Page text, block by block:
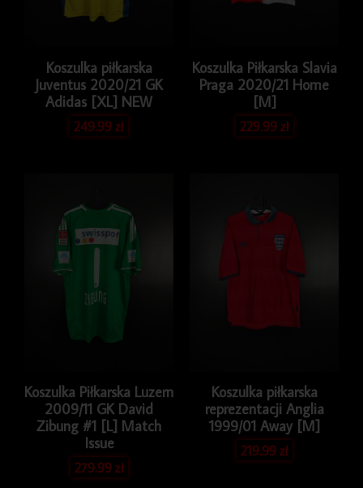
Koszulka piłkarska
Juventus 2020/21 GK
Adidas [XL] NEW
249.99zł
Koszulka Piłkarska Slavia
Praga 2020/21 Home
[M]
229.99zł
Koszulka Piłkarska Luzern
2009/11 GK David
Zibung #1 [L] Match
Issue
279.99zł
Koszulka piłkarska
reprezentacji Anglia
1999/01 Away [M]
219.99zł